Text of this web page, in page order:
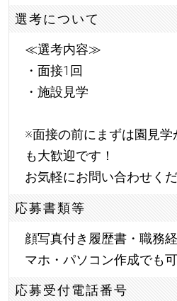
選考について
≪選考内容≫
・面接1回
・施設見学
※面接の前にまずは園見
も大歓迎です！
お気軽にお問い合わせくだ
応募書類等
顔写真付き履歴書・職務
マホ・パソコン作成でも可
応募受付電話番号